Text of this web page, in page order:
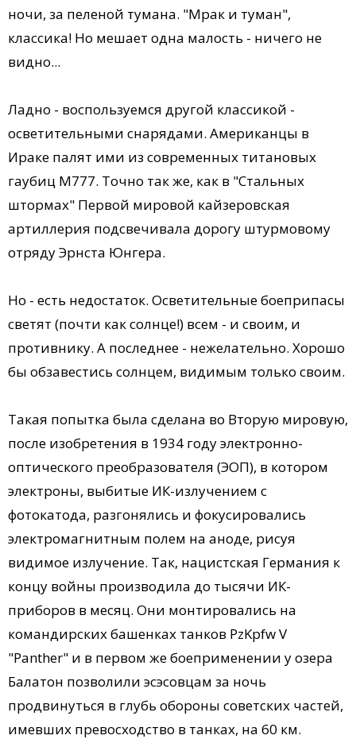
ночи, за пеленой тумана. "Мрак и туман",
классика! Но мешает одна малость - ничего не
видно...
Ладно - воспользуемся другой классикой -
осветительными снарядами. Американцы в
Ираке палят ими из современных титановых
гаубиц M777. Точно так же, как в "Стальных
штормах" Первой мировой кайзеровская
артиллерия подсвечивала дорогу штурмовому
отряду Эрнста Юнгера.
Но - есть недостаток. Осветительные боеприпасы
светят (почти как солнце!) всем - и своим, и
противнику. А последнее - нежелательно. Хорошо
бы обзавестись солнцем, видимым только своим.
Такая попытка была сделана во Вторую мировую,
после изобретения в 1934 году электронно-
оптического преобразователя (ЭОП), в котором
электроны, выбитые ИК-излучением с
фотокатода, разгонялись и фокусировались
электромагнитным полем на аноде, рисуя
видимое излучение. Так, нацистская Германия к
концу войны производила до тысячи ИК-
приборов в месяц. Они монтировались на
командирских башенках танков PzKpfw V
"Panther" и в первом же боеприменении у озера
Балатон позволили эсэсовцам за ночь
продвинуться в глубь обороны советских частей,
имевших превосходство в танках, на 60 км.